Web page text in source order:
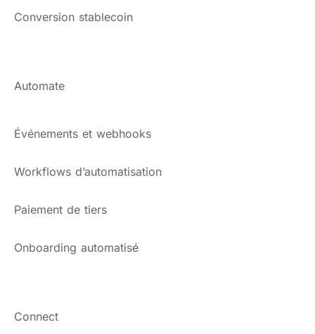
Conversion stablecoin
Automate
Événements et webhooks
Workflows d’automatisation
Paiement de tiers
Onboarding automatisé
Connect